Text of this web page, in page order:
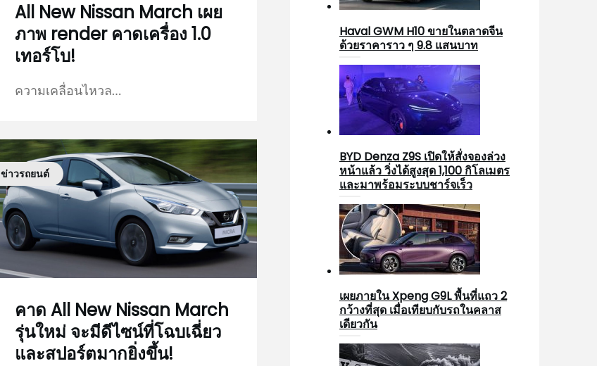
All New Nissan March เผย
ภาพ render คาดเครื่อง 1.0
เทอร์โบ!
ความเคลื่อนไหวล…
ข่าวรถยนต์
คาด All New Nissan March
รุ่นใหม่ จะมีดีไซน์ที่โฉบเฉี่ยว
และสปอร์ตมากยิ่งขึ้น!
Haval GWM H10 ขายในตลาดจีน
ด้วยราคาราว ๆ 9.8 แสนบาท
BYD Denza Z9S เปิดให้สั่งจองล่วง
หน้าแล้ว วิ่งได้สูงสุด 1,100 กิโลเมตร
และมาพร้อมระบบชาร์จเร็ว
เผยภายใน Xpeng G9L พื้นที่แถว 2
กว้างที่สุด เมื่อเทียบกับรถในคลาส
เดียวกัน